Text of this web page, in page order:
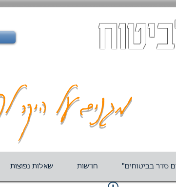
מגנים על היקר לך
שאלות נפוצות חדשות